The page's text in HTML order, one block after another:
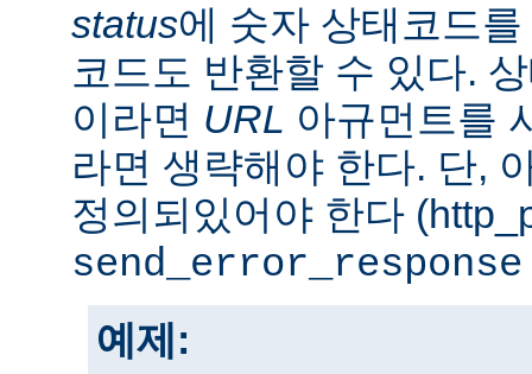
status에 숫자 상태코드
코드도 반환할 수 있다.
이라면 URL 아규먼트를
라면 생략해야 한다. 단,
정의되있어야 한다
send_error_response
예제: